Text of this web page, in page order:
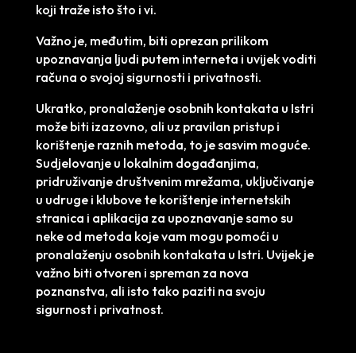
koji traže isto što i vi.
Važno je, međutim, biti oprezan prilikom
upoznavanja ljudi putem interneta i uvijek voditi
računa o svojoj sigurnosti i privatnosti.
Ukratko, pronalaženje osobnih kontakata u Istri
može biti izazovno, ali uz pravilan pristup i
korištenje raznih metoda, to je sasvim moguće.
Sudjelovanje u lokalnim događanjima,
pridruživanje društvenim mrežama, uključivanje
u udruge i klubove te korištenje internetskih
stranica i aplikacija za upoznavanje samo su
neke od metoda koje vam mogu pomoći u
pronalaženju osobnih kontakata u Istri. Uvijek je
važno biti otvoren i spreman za nova
poznanstva, ali isto tako paziti na svoju
sigurnost i privatnost.